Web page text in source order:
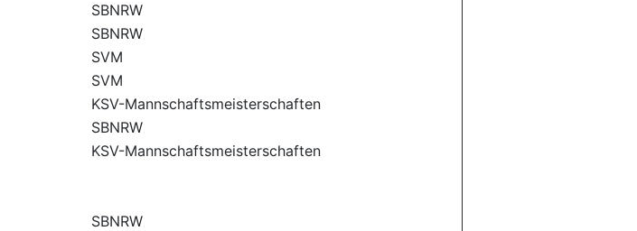
SBNRW
SBNRW
SVM
SVM
KSV-Mannschaftsmeisterschaften
SBNRW
KSV-Mannschaftsmeisterschaften
SBNRW